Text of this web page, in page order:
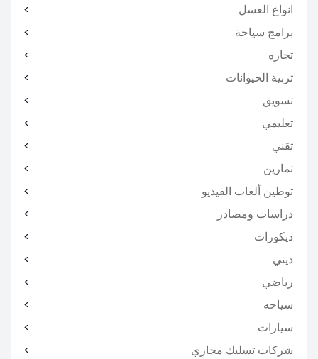
انواع العسل
برامج سياحة
تجاره
تربية الحيوانات
تسويق
تعليمي
تقني
تمارين
توطين ألعاب الفيديو
دراسات ومصادر
ديكورات
ديني
رياضي
سياحه
سيارات
شركات تسليك مجاري